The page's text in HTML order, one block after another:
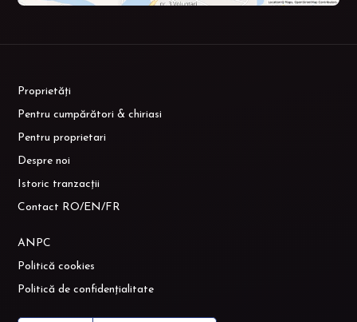
Proprietăți
Pentru cumpărători & chiriasi
Pentru proprietari
Despre noi
Istoric tranzacții
Contact RO/EN/FR
ANPC
Politică cookies
Politică de confidențialitate